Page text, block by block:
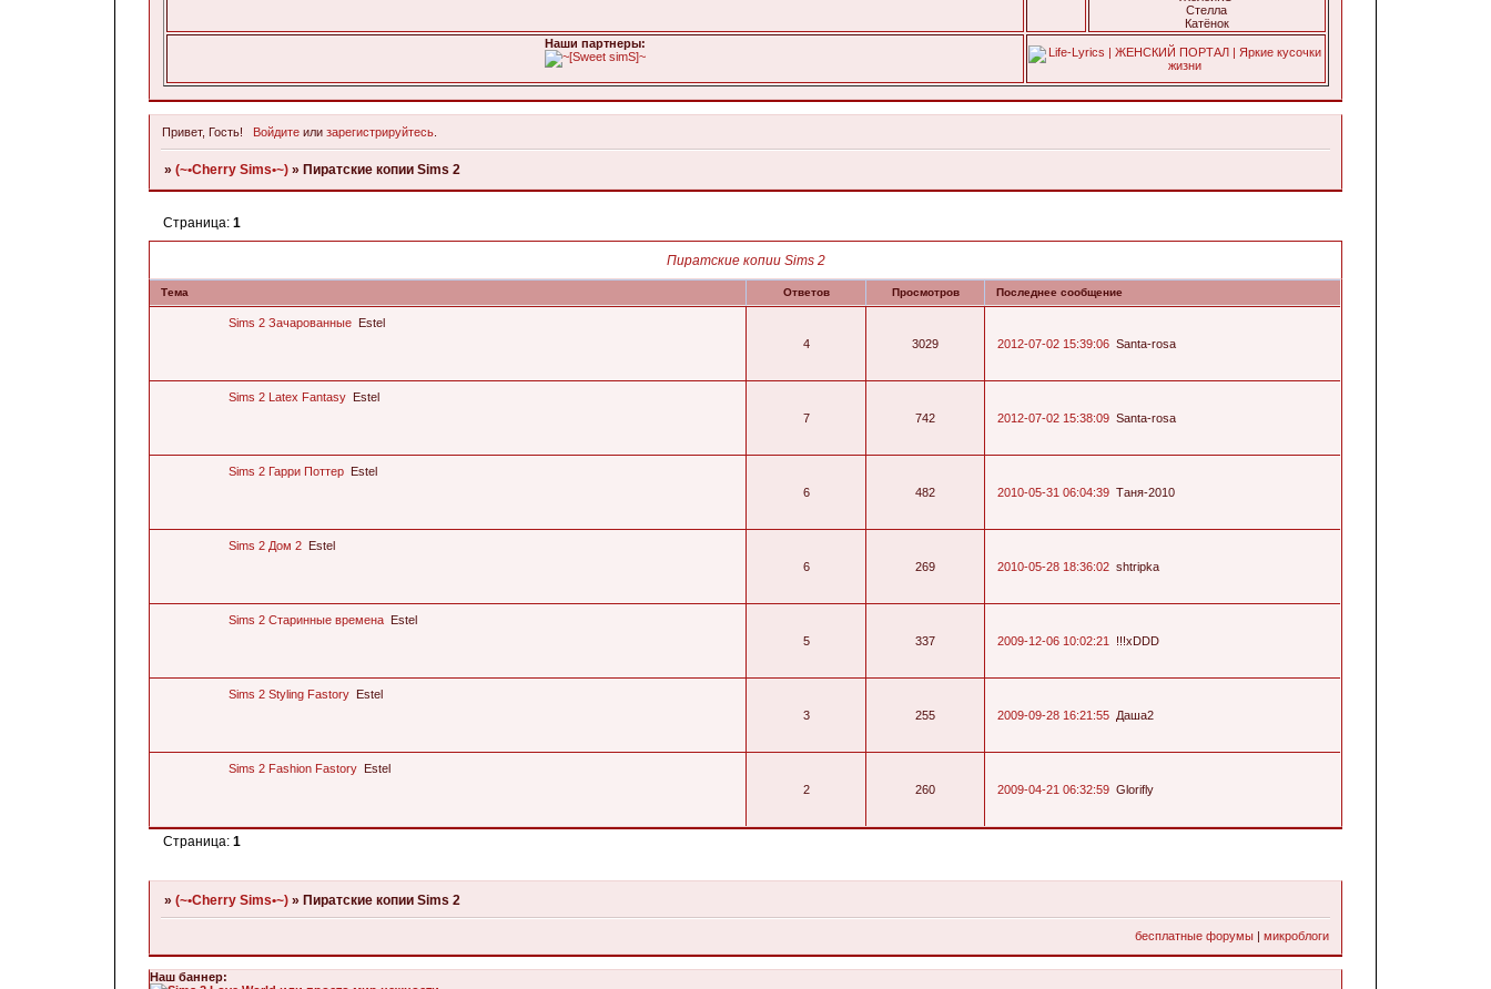
Стелла
Катёнок
Наши паpтнеpы:
Привет, Гость! Войдитеили зарегистрируйтесь.
» (~•Cherry Sims•~) » Пиратские копии Sims 2
Пиратские копии Sims 2
Страница: 1
Тема Ответов Просмотров Последнее сообщение
Sims 2 Зачарованные Estel
4
3029 2012-07-02 15:39:06 Santa-rosa
Sims 2 Latex Fantasy Estel
7
742 2012-07-02 15:38:09 Santa-rosa
Sims 2 Гарри Поттер Estel
6
482 2010-05-31 06:04:39 Таня-2010
Sims 2 Дом 2 Estel
6
269 2010-05-28 18:36:02 shtripka
Sims 2 Старинные времена Estel
5
337 2009-12-06 10:02:21 !!!xDDD
Sims 2 Styling Fastory Estel
3
255 2009-09-28 16:21:55 Даша2
Sims 2 Fashion Fastory Estel
2
260 2009-04-21 06:32:59 Glorifly
Страница: 1
» (~•Cherry Sims•~) » Пиратские копии Sims 2
бесплатные форумы| микроблоги
Наш баннер: